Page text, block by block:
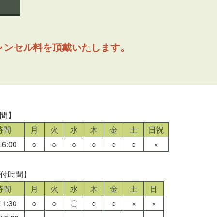
セル料を頂戴いたします。
】
間
月 火 水 木 金 土
日祝
○ ○ ○ ○ ○ ○ ×
時間】
間
月 火 水 木 金 土
日
○ ○ 〇 ○ ○ ×
×